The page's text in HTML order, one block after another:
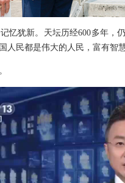
忆犹新。天坛历经600多年
人民都是伟大的人民，富有智